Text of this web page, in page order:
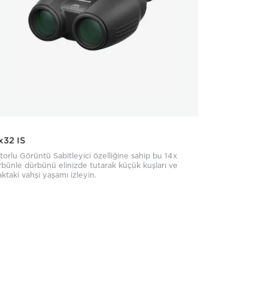
IS
Görüntü Sabitleyici özelliğine sahip bu 14x
dürbünü elinizde tutarak küçük kuşları ve
vahşi yaşamı izleyin.